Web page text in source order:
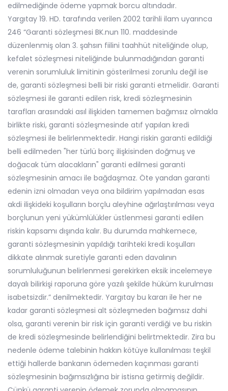
edilmediğinde ödeme yapmak borcu altındadır.
Yargıtay 19. HD. tarafında verilen 2002 tarihli ilam uyarınca
246 “Garanti sözleşmesi BK.nun 110. maddesinde
düzenlenmiş olan 3. şahsın fiilini taahhüt niteliğinde olup,
kefalet sözleşmesi niteliğinde bulunmadığından garanti
verenin sorumluluk limitinin gösterilmesi zorunlu değil ise
de, garanti sözleşmesi belli bir riski garanti etmelidir. Garanti
sözleşmesi ile garanti edilen risk, kredi sözleşmesinin
tarafları arasındaki asıl ilişkiden tamemen bağımsız olmakla
birlikte riski, garanti sözleşmesinde atıf yapılan kredi
sözleşmesi ile belirlenmektedir. Hangi riskin garanti edildiği
belli edilmeden "her türlü borç ilişkisinden doğmuş ve
doğacak tüm alacakların" garanti edilmesi garanti
sözleşmesinin amacı ile bağdaşmaz. Öte yandan garanti
edenin izni olmadan veya ona bildirim yapılmadan esas
akdi ilişkideki koşulların borçlu aleyhine ağırlaştırılması veya
borçlunun yeni yükümlülükler üstlenmesi garanti edilen
riskin kapsamı dışında kalır. Bu durumda mahkemece,
garanti sözleşmesinin yapıldığı tarihteki kredi koşulları
dikkate alınmak suretiyle garanti eden davalının
sorumluluğunun belirlenmesi gerekirken eksik incelemeye
dayalı bilirkişi raporuna göre yazılı şekilde hüküm kurulması
isabetsizdir.” denilmektedir. Yargıtay bu kararı ile her ne
kadar garanti sözleşmesi alt sözleşmeden bağımsız dahi
olsa, garanti verenin bir risk için garanti verdiği ve bu riskin
de kredi sözleşmesinde belirlendiğini belirtmektedir. Zira bu
nedenle ödeme talebinin hakkın kötüye kullanılması teşkil
ettiği hallerde bankanın ödemeden kaçınması garanti
sözleşmesinin bağımsızlığına bir istisna getirmiş değildir.